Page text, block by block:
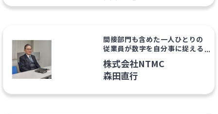
間接部門も含めた一人ひとりの
従業員が数字を自分事に捉える
「全員経営」でイノベーション
が起きる企業を増やしたい
株式会社NTMC
森田直行